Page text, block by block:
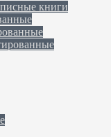
книги